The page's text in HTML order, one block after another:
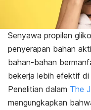
Senyawa propilen
penyerapan bahan
bahan-bahan
bekerja lebih efektif di
Penelitian dalam The
mengungkapkan